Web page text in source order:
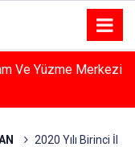
Ve Yüzme Merkezi
2020 Yılı Birinci İl